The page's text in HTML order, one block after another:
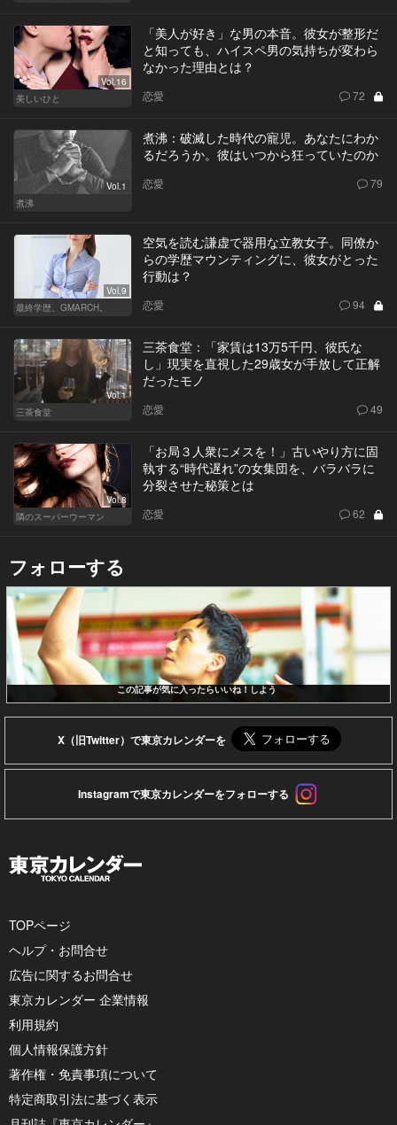
Vol.16
美しいひと
「美人が好き」な男の本音。彼女が整形だ
と知っても、ハイスペ男の気持ちが変わら
なかった理由とは？
恋愛 72
Vol.1
煮沸
煮沸：破滅した時代の寵児。あなたにわか
るだろうか。彼はいつから狂っていたのか
恋愛 79
Vol.9
最終学歴、GMARCH。
空気を読む謙虚で器用な立教女子。同僚か
らの学歴マウンティングに、彼女がとった
行動は？
恋愛 94
Vol.1
三茶食堂
三茶食堂：「家賃は13万5千円、彼氏な
し」現実を直視した29歳女が手放して正解
だったモノ
恋愛 49
Vol.8
隣のスーパーウーマン
「お局３人衆にメスを！」古いやり方に固
執する“時代遅れ”の女集団を、バラバラに
分裂させた秘策とは
恋愛 62
フォローする
この記事が気に入ったらいいね！しよう
X（旧Twitter）で東京カレンダーを
Instagramで東京カレンダーをフォローする
TOPページ
ヘルプ・お問合せ
広告に関するお問合せ
東京カレンダー 企業情報
利用規約
個人情報保護方針
著作権・免責事項について
特定商取引法に基づく表示